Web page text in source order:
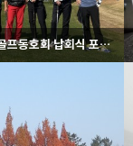
11-28
23기 서울한강골프동호회 납회식 포스팅